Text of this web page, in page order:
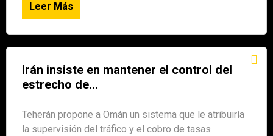
Leer Más
Irán insiste en mantener el control del
estrecho de...
Teherán propone a Omán un sistema que le atribuiría
la supervisión del tráfico y el cobro de tasas